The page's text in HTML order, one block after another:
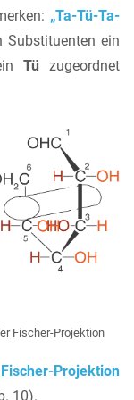
„Ta-Tü-Ta-
Substituenten ein
Tü zugeordnet
Fischer-Projektion
Fischer-Projektion
10).